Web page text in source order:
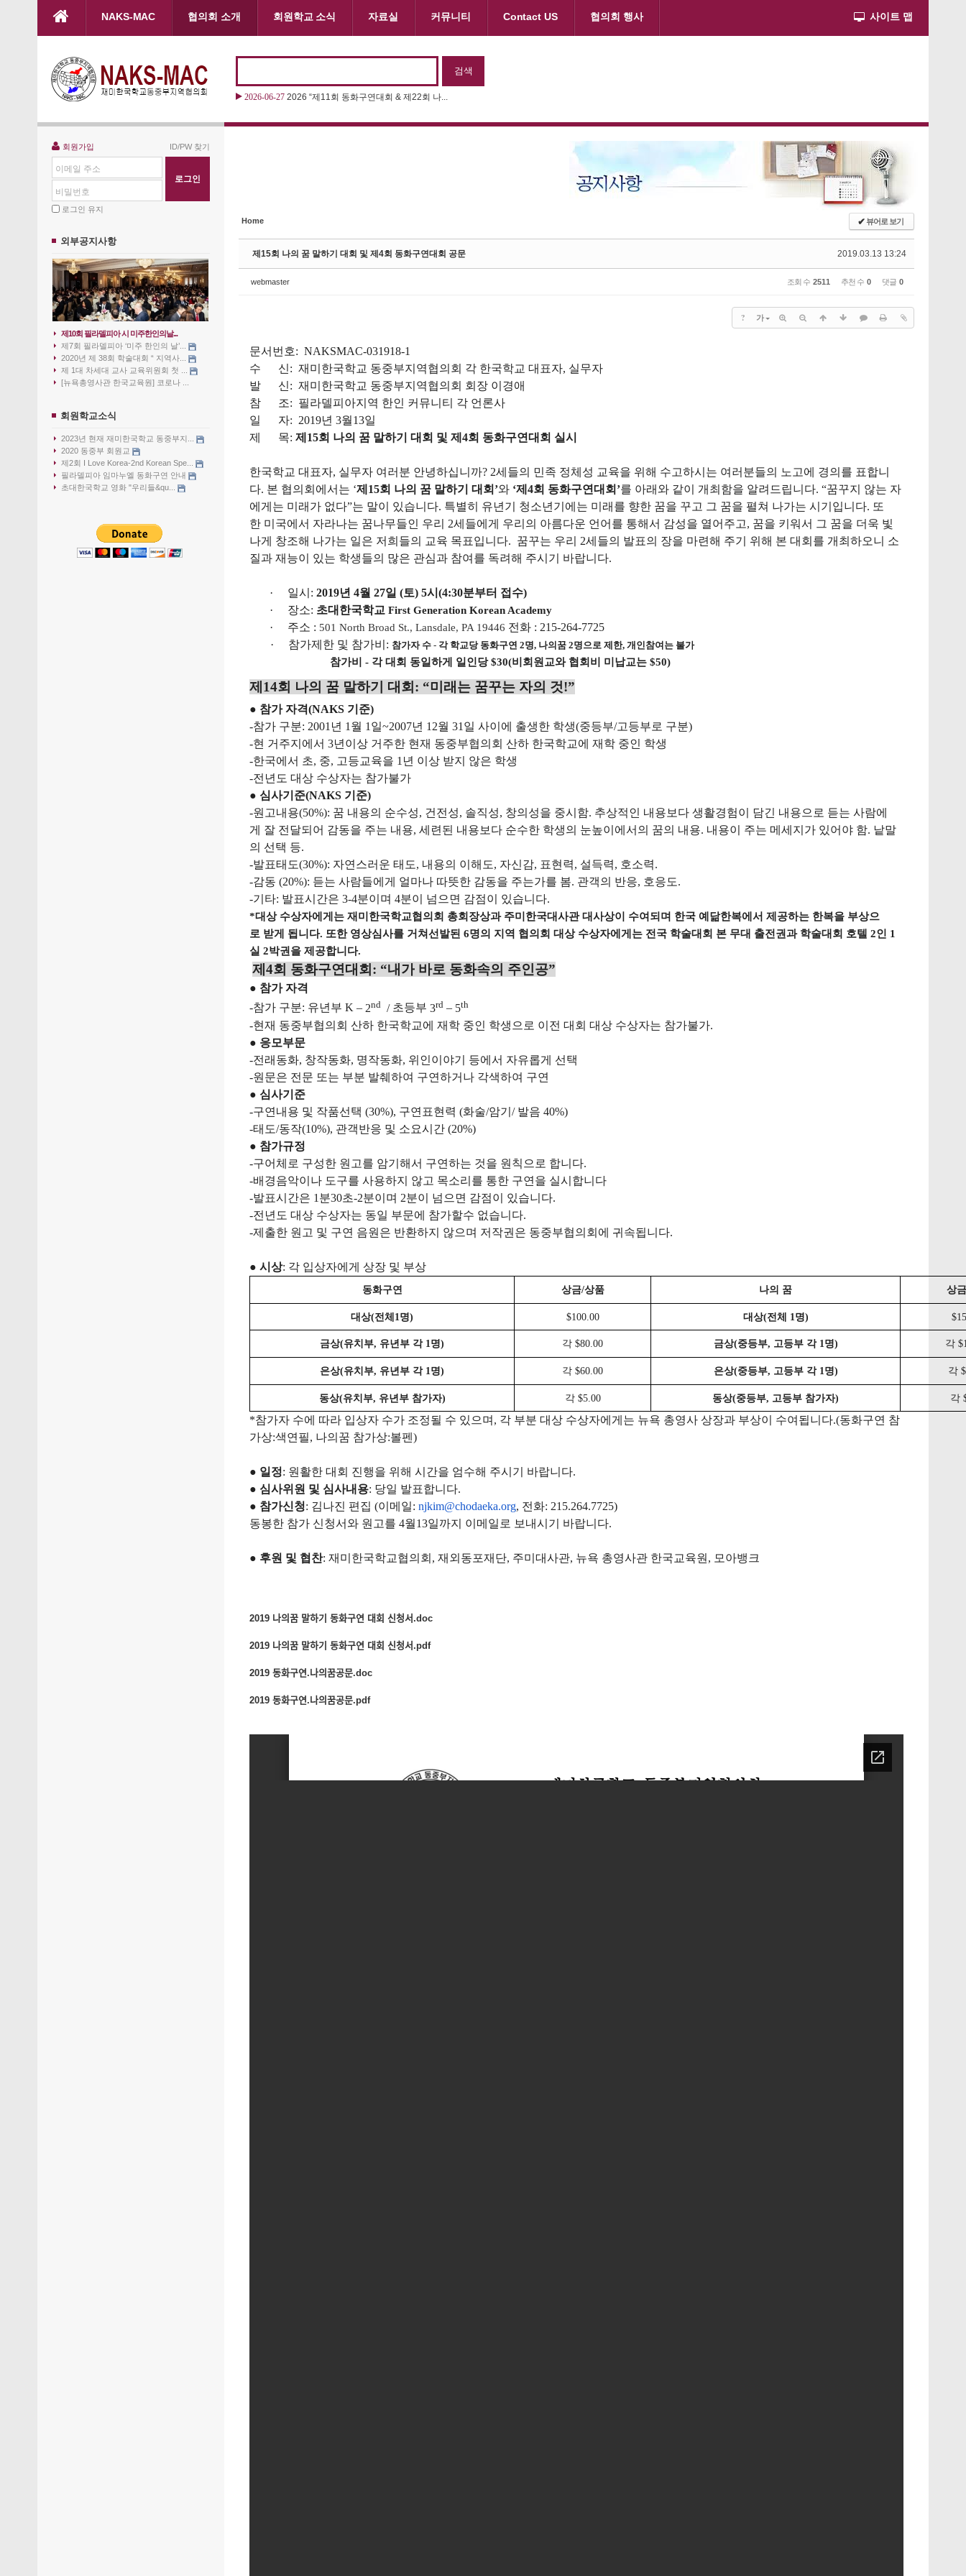
본문으로 바로가기
NAKS-MAC 협의회 소개 회원학교 소식 자료실 커뮤니티 Contact US 협의회 행사 사이트 맵
2026-06-27 2026 “제11회 동화구연대회 & 제22회 나...
회원가입 ID/PW 찾기
이메일 주소
비밀번호
로그인 유지
외부공지사항
제10회 필라델피아 시 미주한인의날...
제7회 필라델피아 ‘미주 한인의 날’...
2020년 제 38회 학술대회 “ 지역사...
제 1대 차세대 교사 교육위원회 첫 ...
[뉴욕총영사관 한국교육원] 코로나 ...
회원학교소식
2023년 현재 재미한국학교 동중부지...
2020 동중부 회원교
제2회 I Love Korea-2nd Korean Spe...
필라델피아 임마누엘 동화구연 안내
초대한국학교 영화 "우리들&qu...
Home ✔뷰어로 보기
2019.03.13 13:24
제15회 나의 꿈 말하기 대회 및 제4회 동화구연대회 공문
webmaster 조회 수 2511 추천 수 0 댓글 0
? 가
문서번호: NAKSMAC-031918-1
수
신: 재미한국학교 동중부지역협의회 각 한국학교 대표자, 실무자
발
신: 재미한국학교 동중부지역협의회 회장 이경애
참
조: 필라델피아지역 한인 커뮤니티 각 언론사
일
자: 2019년 3월13일
제
목: 제 15회 나의 꿈 말하기 대회 및 제 4회 동화구연대회 실시
한국학교 대표자, 실무자 여러분 안녕하십니까? 2세들의 민족 정체성 교육을 위해 수고하시는 여러분들의 노고에 경의를 표합니
다. 본 협의회에서는 ‘제 15회 나의 꿈 말하기 대회 ’와 ‘제 4회 동화구연대회 ’를 아래와 같이 개최함을 알려드립니다. “꿈꾸지 않는 자
에게는 미래가 없다”는 말이 있습니다. 특별히 유년기 청소년기에는 미래를 향한 꿈을 꾸고 그 꿈을 펼쳐 나가는 시기입니다. 또
한 미국에서 자라나는 꿈나무들인 우리 2세들에게 우리의 아름다운 언어를 통해서 감성을 열어주고, 꿈을 키워서 그 꿈을 더욱 빛
나게 창조해 나가는 일은 저희들의 교육 목표입니다. 꿈꾸는 우리 2세들의 발표의 장을 마련해 주기 위해 본 대회를 개최하오니 소
질과 재능이 있는 학생들의 많은 관심과 참여를 독려해 주시기 바랍니다.
· 일시 : 2019년 4월 27일 (토) 5시(4:30분부터 접수)
·
장소: 초대한국학교 First Generation Korean Academy
· 주소 : 501 North Broad St., Lansdale, PA 19446 전화 : 215-264-7725
·
참가제한 및 참가비 : 참가자 수 - 각 학교당 동화구연 2명, 나의꿈 2명으로 제한, 개인참여는 불가
참가비 - 각 대회 동일하게 일인당$30(비회원교와 협회비 미납교는 $50)
제 14회 나의 꿈 말하기 대회 : “미래는 꿈꾸는 자의 것!”
● 참가 자격(NAKS 기준)
-참가 구분: 2001 년 1 월 1 일~2007년 12월 31 일 사이에 출생한 학생(중등부/고등부로 구분)
-현 거주지에서 3년이상 거주한 현재 동중부협의회 산하 한국학교에 재학 중인 학생
-한국에서 초, 중, 고등교육을 1 년 이상 받지 않은 학생
-전년도 대상 수상자는 참가불가
● 심사기준(NAKS 기준)
-원고내용(50%): 꿈 내용의 순수성, 건전성, 솔직성, 창의성을 중시함. 추상적인 내용보다 생활경험이 담긴 내용으로 듣는 사람에
게 잘 전달되어 감동을 주는 내용, 세련된 내용보다 순수한 학생의 눈높이에서의 꿈의 내용. 내용이 주는 메세지가 있어야 함. 낱말
의 선택 등.
-발표태도(30%): 자연스러운 태도, 내용의 이해도, 자신감, 표현력, 설득력, 호소력.
-감동 (20%): 듣는 사람들에게 얼마나 따뜻한 감동을 주는가를 봄. 관객의 반응, 호응도.
-기타: 발표시간은 3-4분이며 4분이 넘으면 감점이 있습니다.
*대상 수상자에게는 재미한국학교협의회 총회장상과 주미한국대사관 대사상이 수여되며 한국 예닮한복에서 제공하는 한복을 부상으
로 받게 됩니다. 또한 영상심사를 거쳐선발된 6명의 지역 협의회 대상 수상자에게는 전국 학술대회 본 무대 출전권과 학술대회 호텔 2인 1
실 2박권을 제공합니다.
제 4회 동화구연대회 : “내가 바로 동화속의 주인공”
● 참가 자격
-참가 구분: 유년부 K – 2nd / 초등부 3rd – 5th
-현재 동중부협의회 산하 한국학교에 재학 중인 학생으로 이전 대회 대상 수상자는 참가불가.
● 응모부문
-전래동화, 창작동화, 명작동화, 위인이야기 등에서 자유롭게 선택
-원문은 전문 또는 부분 발췌하여 구연하거나 각색하여 구연
● 심사기준
-구연내용 및 작품선택 (30%), 구연표현력 (화술/암기 / 발음 40%)
-태도/동작(10%), 관객반응 및 소요시간 (20%)
● 참가규정
-구어체로 구성한 원고를 암기해서 구연하는 것을 원칙으로 합니다.
-배경음악이나 도구를 사용하지 않고 목소리를 통한 구연을 실시합니다
-발표시간은 1 분30초-2분이며 2분이 넘으면 감점이 있습니다.
-전년도 대상 수상자는 동일 부문에 참가할수 없습니다.
-제출한 원고 및 구연 음원은 반환하지 않으며 저작권은 동중부협의회에 귀속됩니다.
● 시상: 각 입상자에게 상장 및 부상
동화구연 상금/상품 나의 꿈 상금
대상(전체 1 명) $100.00 대상(전체 1 명)
금상(유치부, 유년부 각 1 명) 각 $80.00 금상(중등부, 고등부 각1 명) 각
은상(유치부, 유년부 각 1 명) 각 $60.00 은상(중등부, 고등부 각1 명) 각
동상(유치부, 유년부 참가자) 각 $5.00 동상(중등부, 고등부 참가자) 각
*참가자 수에 따라 입상자 수가 조정될 수 있으며 , 각 부분 대상 수상자에게는 뉴욕 총영사 상장과 부상이 수여됩니다.(동화구연 참
가상:색연필, 나의꿈 참가상:볼펜 )
● 일정: 원활한 대회 진행을 위해 시간을 엄수해 주시기 바랍니다.
● 심사위원 및 심사내용: 당일 발표합니다.
● 참가신청: 김나진 편집 (이메일: njkim@chodaeka.org, 전 화: 215.264.7725)
동봉한 참가 신청서와 원고를 4월13일까지 이메일로 보내시기 바랍니다.
● 후원 및 협찬: 재미한국학교협의회 , 재외동포재단, 주미대사관, 뉴욕 총영사관 한국교육원 , 모아뱅크
2019 나의꿈 말하기 동화구연 대회 신청서.doc
2019 나의꿈 말하기 동화구연 대회 신청서.pdf
2019 동화구연.나의꿈공문.doc
2019 동화구연.나의꿈공문.pdf
Sketchbook5, 스케치북5
Sketchbook5, 스케치북5
Sketchbook5, 스케치북5
Sketchbook5, 스케치북5